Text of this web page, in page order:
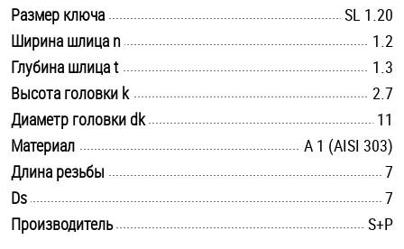
Шпильки
Шплинты
Штифты и пальцы
Размер ключа
SL 1.20
Ширина шлица n
1.2
Глубина шлица t
1.3
Высота головки k
2.7
Диаметр головки dk
11
Материал
А 1 (AISI 303)
Длина резьбы
7
Ds
7
Производитель
S+P